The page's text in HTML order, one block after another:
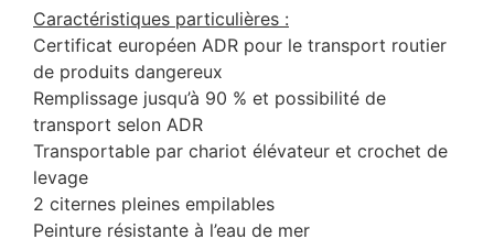
Caractéristiques particulières :
Certificat européen ADR pour le transport routier
de produits dangereux
Remplissage jusqu’à 90 % et possibilité de
transport selon ADR
Transportable par chariot élévateur et crochet de
levage
2 citernes pleines empilables
Peinture résistante à l’eau de mer